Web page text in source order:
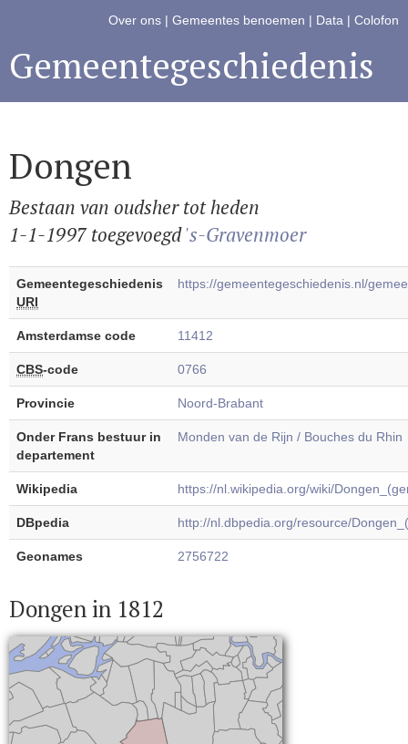
Over ons | Gemeentes benoemen | Data | Colofon
Gemeentegeschiedenis
Dongen
Bestaan van oudsher tot heden
1-1-1997 toegevoegd's-Gravenmoer
Gemeentegeschiedenis
URI
https://gemeentegeschiedenis.nl/
Amsterdamse code 11412
CBS-code 0766
Provincie Noord-Brabant
Onder Frans bestuur in
departement
Monden van de Rijn / Bouches du Rhin
Wikipedia https://nl.wikipedia.org/wiki/
DBpedia http://nl.dbpedia.org/resource/
Geonames 2756722
Dongen in 1812